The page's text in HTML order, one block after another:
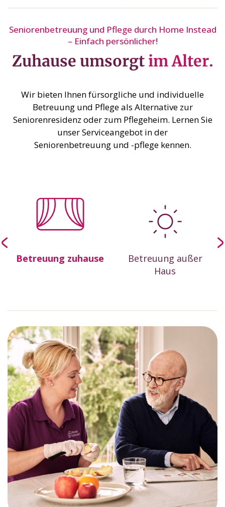
Seniorenbetreuung und Pflege durch Home Instead
– Einfach persönlicher!
Zuhause umsorgt im Alter.
Wir bieten Ihnen fürsorgliche und individuelle
Betreuung und Pflege als Alternative zur
Seniorenresidenz oder zum Pflegeheim. Lernen Sie
unser Serviceangebot in der
Seniorenbetreuung und -pflege kennen.
Betreuung zuhause
Betreuung außer
Haus